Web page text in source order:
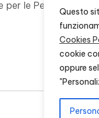
Questo
Cookies
cookie
oppure
per le Persone